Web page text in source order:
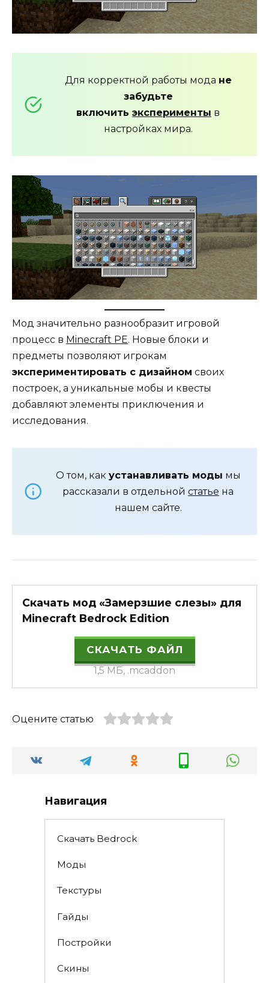
Для корректной работы мода не
забудьте
включить эксперименты в
настройках мира.
Мод значительно разнообразит игровой
процесс в Minecraft PE. Новые блоки и
предметы позволяют игрокам
экспериментировать с дизайном своих
построек, а уникальные мобы и квесты
добавляют элементы приключения и
исследования.
О том, как устанавливать моды мы
рассказали в отдельной статье на
нашем сайте.
Скачать мод «Замерзшие слезы» для
Minecraft Bedrock Edition
СКАЧАТЬ ФАЙЛ
1,5 МБ, .mcaddon
Оцените статью
Навигация
Скачать Bedrock
Моды
Текстуры
Гайды
Постройки
Скины